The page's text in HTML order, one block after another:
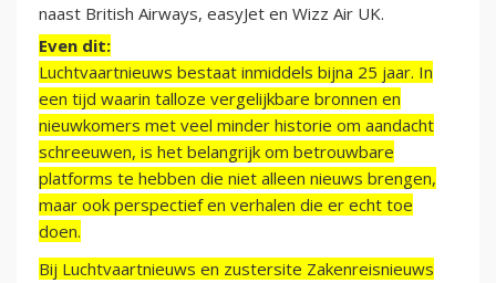
naast British Airways, easyJet en Wizz Air UK.
Even dit:
Luchtvaartnieuws bestaat inmiddels bijna 25 jaar. In
een tijd waarin talloze vergelijkbare bronnen en
nieuwkomers met veel minder historie om aandacht
schreeuwen, is het belangrijk om betrouwbare
platforms te hebben die niet alleen nieuws brengen,
maar ook perspectief en verhalen die er echt toe
doen.
Bij Luchtvaartnieuws en zustersite Zakenreisnieuws